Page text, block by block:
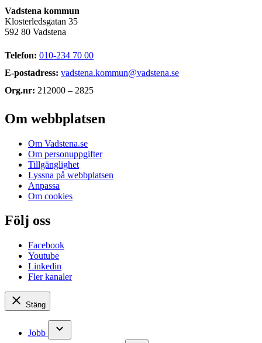
Vadstena kommun
Klosterledsgatan 35
592 80 Vadstena
Telefon: 010-234 70 00
E-postadress: vadstena.kommun@vadstena.se
Org.nr: 212000 – 2825
Om webbplatsen
Om Vadstena.se
Om personuppgifter
Tillgänglighet
Lyssna på webbplatsen
Anpassa
Om cookies
Följ oss
Facebook
Youtube
Linkedin
Fler kanaler
Stäng
Jobb